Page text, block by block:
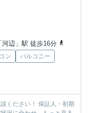
河辺」駅 徒歩16分
ン
バルコニー
保証人・初期